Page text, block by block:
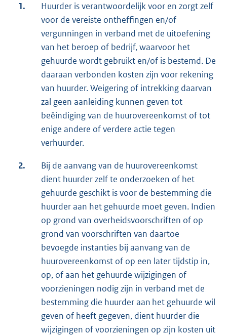
1.
Huurder is verantwoordelijk voor en zorgt zelf
voor de vereiste ontheffingen en/of
vergunningen in verband met de uitoefening
van het beroep of bedrijf, waarvoor het
gehuurde wordt gebruikt en/of is bestemd. De
daaraan verbonden kosten zijn voor rekening
van huurder. Weigering of intrekking daarvan
zal geen aanleiding kunnen geven tot
beëindiging van de huurovereenkomst of tot
enige andere of verdere actie tegen
verhuurder.
2.
Bij de aanvang van de huurovereenkomst
dient huurder zelf te onderzoeken of het
gehuurde geschikt is voor de bestemming die
huurder aan het gehuurde moet geven. Indien
op grond van overheidsvoorschriften of op
grond van voorschriften van daartoe
bevoegde instanties bij aanvang van de
huurovereenkomst of op een later tijdstip in,
op, of aan het gehuurde wijzigingen of
voorzieningen nodig zijn in verband met de
bestemming die huurder aan het gehuurde wil
geven of heeft gegeven, dient huurder die
wijzigingen of voorzieningen op zijn kosten uit